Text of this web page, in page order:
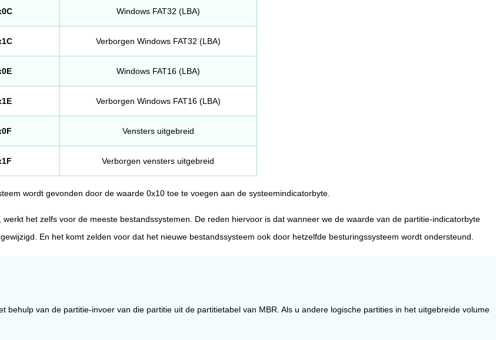
Windows FAT32 (LBA)
Verborgen Windows FAT32 (LBA)
Windows FAT16 (LBA)
Verborgen Windows FAT16 (LBA)
Vensters uitgebreid
Verborgen vensters uitgebreid
wordt gevonden door de waarde 0x10 toe te voegen aan de systeemindicatorbyte.
het zelfs voor de meeste bestandssystemen. De reden hiervoor is dat wanneer we de waarde van de partitie-indicatorbyte
En het komt zelden voor dat het nieuwe bestandssysteem ook door hetzelfde besturingssysteem wordt ondersteund.
van de partitie-invoer van die partitie uit de partitietabel van MBR. Als u andere logische partities in het uitgebreide volume